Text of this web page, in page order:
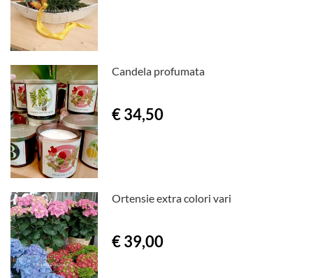
Candela profumata
€ 34,50
Ortensie extra colori vari
€ 39,00